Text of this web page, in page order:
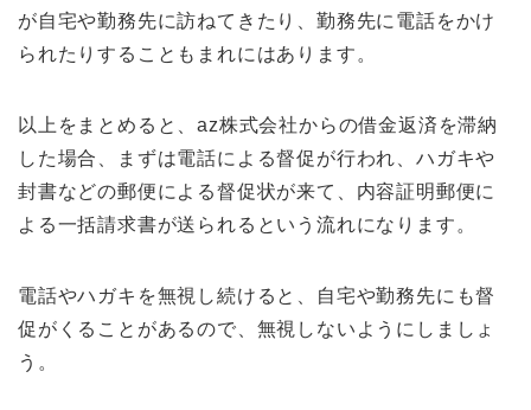
が自宅や勤務先に訪ねてきたり、勤務先に電話をかけ
られたりすることもまれにはあります。
以上をまとめると、az株式会社からの借金返済を滞納
した場合、まずは電話による督促が行われ、ハガキや
封書などの郵便による督促状が来て、内容証明郵便に
よる一括請求書が送られるという流れになります。
電話やハガキを無視し続けると、自宅や勤務先にも督
促がくることがあるので、無視しないようにしましょ
う。